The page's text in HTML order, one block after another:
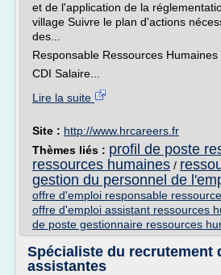
et de l'application de la
village Suivre le plan d'actions
des...
Responsable Ressources
CDI Salaire...
Lire la suite
Site : http://www.hrcareers.fr
Thèmes liés : profil de poste
ressources humaines /
gestion du personnel de
offre d'emploi responsable
offre d'emploi assistant ressources
de poste gestionnaire ressources
Spécialiste du recrutement
assistantes